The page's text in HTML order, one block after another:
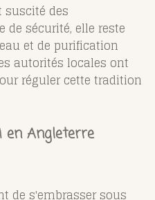
suscité des
de sécurité, elle reste
et de purification
autorités locales ont
réguler cette tradition
en Angleterre
de s'embrasser sous